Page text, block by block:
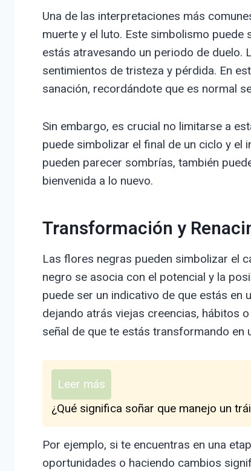
Una de las interpretaciones más
muerte y el luto. Este simbolismo
estás atravesando un periodo de duelo.
sentimientos de tristeza y pérdida. En
sanación, recordándote que es normal
Sin embargo, es crucial no limitarse a
puede simbolizar el final de un ciclo y el
pueden parecer sombrías, también
bienvenida a lo nuevo.
Transformación y
Las flores negras pueden simbolizar el
negro se asocia con el potencial y la
puede ser un indicativo de que estás en
dejando atrás viejas creencias, hábitos
señal de que te estás transformando en
Leer más
¿Qué significa soñar que manejo un
Por ejemplo, si te encuentras en una
oportunidades o haciendo cambios